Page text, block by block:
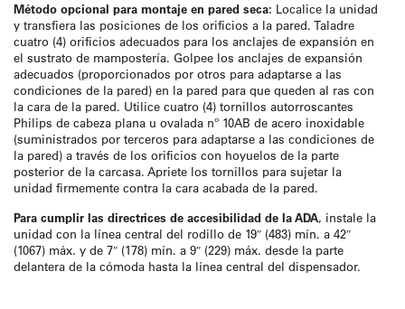
Método opcional para montaje en pared seca: Localice la unidad
y transfiera las posiciones de los orificios a la pared. Taladre
cuatro (4) orificios adecuados para los anclajes de expansión en
el sustrato de mampostería. Golpee los anclajes de expansión
adecuados (proporcionados por otros para adaptarse a las
condiciones de la pared) en la pared para que queden al ras con
la cara de la pared. Utilice cuatro (4) tornillos autorroscantes
Philips de cabeza plana u ovalada nº 10AB de acero inoxidable
(suministrados por terceros para adaptarse a las condiciones de
la pared) a través de los orificios con hoyuelos de la parte
posterior de la carcasa. Apriete los tornillos para sujetar la
unidad firmemente contra la cara acabada de la pared.
Para cumplir las directrices de accesibilidad de la ADA, instale la
unidad con la línea central del rodillo de 19″ (483) mín. a 42″
(1067) máx. y de 7″ (178) mín. a 9″ (229) máx. desde la parte
delantera de la cómoda hasta la línea central del dispensador.